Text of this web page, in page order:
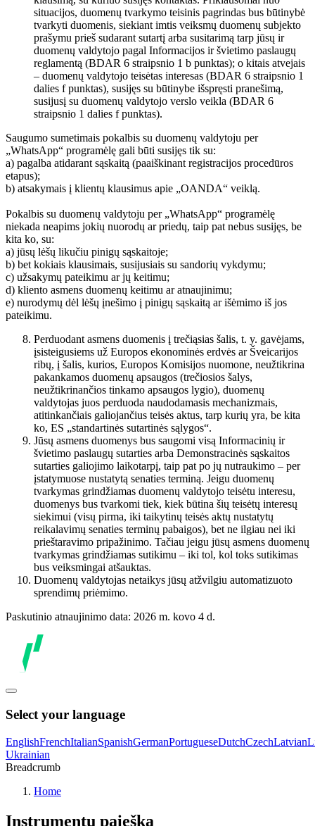
situacijos, duomenų tvarkymo teisinis pagrindas bus būtinybė
tvarkyti duomenis, siekiant imtis veiksmų duomenų subjekto
prašymu prieš sudarant sutartį arba susitarimą tarp jūsų ir
duomenų valdytojo pagal Informacijos ir švietimo paslaugų
reglamentą (BDAR 6 straipsnio 1 b punktas); o kitais atvejais
– duomenų valdytojo teisėtas interesas (BDAR 6 straipsnio 1
dalies f punktas), susijęs su būtinybe išspręsti pranešimą,
susijusį su duomenų valdytojo verslo veikla (BDAR 6
straipsnio 1 dalies f punktas).
Saugumo sumetimais pokalbis su duomenų valdytoju per
„WhatsApp“ programėlę gali būti susijęs tik su:
a) pagalba atidarant sąskaitą (paaiškinant registracijos procedūros
etapus);
b) atsakymais į klientų klausimus apie „OANDA“ veiklą.
Pokalbis su duomenų valdytoju per „WhatsApp“ programėlę
niekada neapims jokių nuorodų ar priedų, taip pat nebus susijęs, be
kita ko, su:
a) jūsų lėšų likučiu pinigų sąskaitoje;
b) bet kokiais klausimais, susijusiais su sandorių vykdymu;
c) užsakymų pateikimu ar jų keitimu;
d) kliento asmens duomenų keitimu ar atnaujinimu;
e) nurodymų dėl lėšų įnešimo į pinigų sąskaitą ar išėmimo iš jos
pateikimu.
Perduodant asmens duomenis į trečiąsias šalis, t. y. gavėjams,
įsisteigusiems už Europos ekonominės erdvės ar Šveicarijos
ribų, į šalis, kurios, Europos Komisijos nuomone, neužtikrina
pakankamos duomenų apsaugos (trečiosios šalys,
neužtikrinančios tinkamo apsaugos lygio), duomenų
valdytojas juos perduoda naudodamasis mechanizmais,
atitinkančiais galiojančius teisės aktus, tarp kurių yra, be kita
ko, ES „standartinės sutartinės sąlygos“.
Jūsų asmens duomenys bus saugomi visą Informacinių ir
švietimo paslaugų sutarties arba Demonstracinės sąskaitos
sutarties galiojimo laikotarpį, taip pat po jų nutraukimo – per
įstatymuose nustatytą senaties terminą. Jeigu duomenų
tvarkymas grindžiamas duomenų valdytojo teisėtu interesu,
duomenys bus tvarkomi tiek, kiek būtina šių teisėtų interesų
siekimui (visų pirma, iki taikytinų teisės aktų nustatytų
reikalavimų senaties terminų pabaigos), bet ne ilgiau nei iki
prieštaravimo pripažinimo. Tačiau jeigu jūsų asmens duomenų
tvarkymas grindžiamas sutikimu – iki tol, kol toks sutikimas
bus veiksmingai atšauktas.
Duomenų valdytojas netaikys jūsų atžvilgiu automatizuoto
sprendimų priėmimo.
Paskutinio atnaujinimo data: 2026 m. kovo 4 d.
Select your language
EnglishFrenchItalianSpanishGermanPortugueseDutchCzechLatvian
Ukrainian
Breadcrumb
Home
Instrumentų paieška